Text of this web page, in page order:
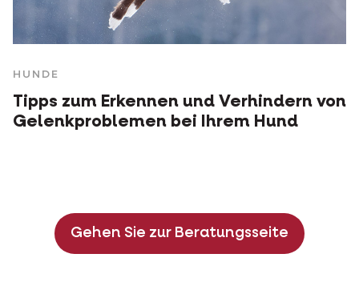
HUNDE
Tipps zum Erkennen und Verhindern von
Gelenkproblemen bei Ihrem Hund
Gehen Sie zur Beratungsseite